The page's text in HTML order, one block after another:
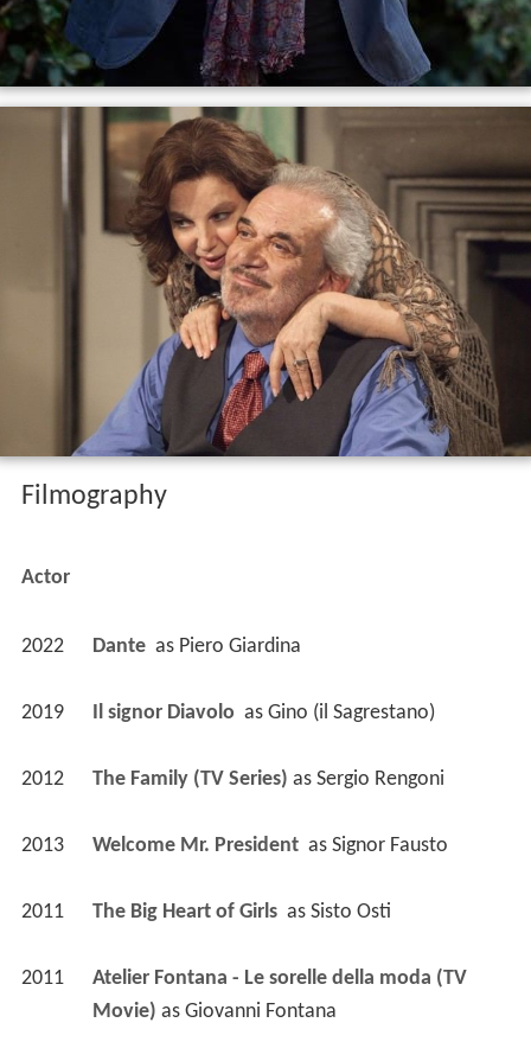
Filmography
Actor
2022 Dante as Piero Giardina
2019 Il signor Diavolo as Gino (il Sagrestano)
2012 The Family (TV Series) as Sergio Rengoni
2013 Welcome Mr. President as Signor Fausto
2011 The Big Heart of Girls as Sisto Osti
2011
Atelier Fontana - Le sorelle della moda (TV
Movie) as Giovanni Fontana